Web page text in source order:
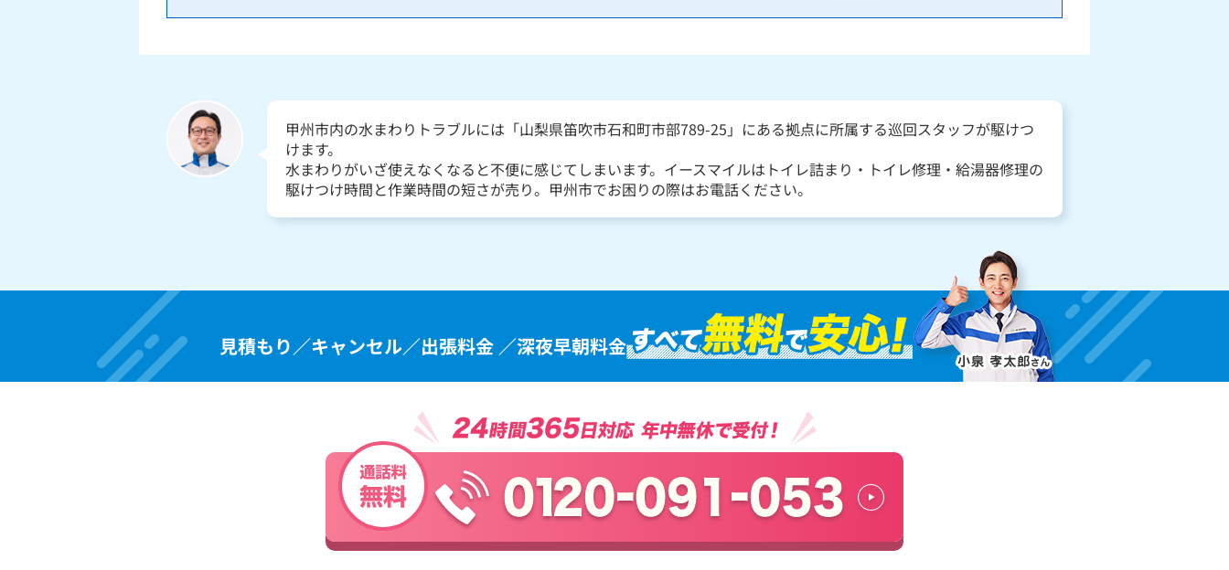
甲州市内の水まわりトラブルには「山梨県笛吹市石和町市部789-25」にある拠点に所属する巡回スタッフが駆けつ
けます。
水まわりがいざ使えなくなると不便に感じてしまいます。イースマイルはトイレ詰まり・トイレ修理・給湯器修理の
駆けつけ時間と作業時間の短さが売り。甲州市でお困りの際はお電話ください。
見積もり／キャンセル／出張料金 ／深夜早朝料金